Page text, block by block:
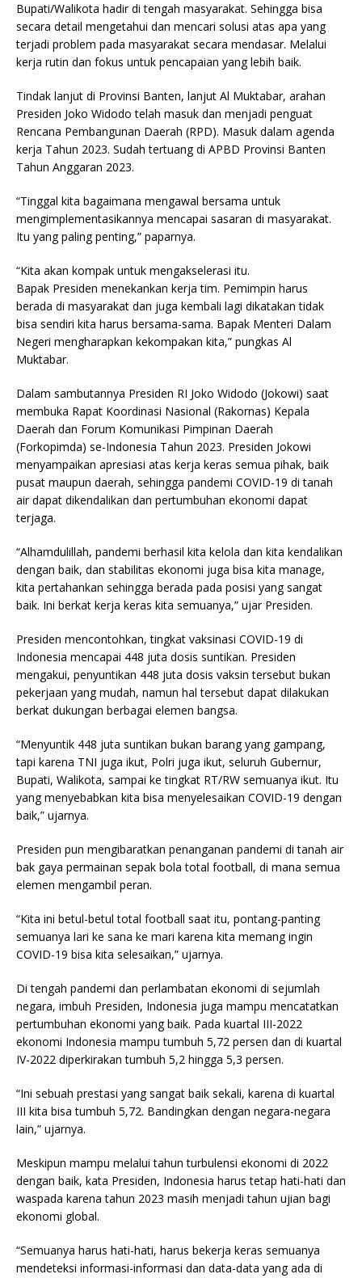
Bupati/Walikota hadir di tengah masyarakat. Sehingga bisa
secara detail mengetahui dan mencari solusi atas apa yang
terjadi problem pada masyarakat secara mendasar. Melalui
kerja rutin dan fokus untuk pencapaian yang lebih baik.
Tindak lanjut di Provinsi Banten, lanjut Al Muktabar, arahan
Presiden Joko Widodo telah masuk dan menjadi penguat
Rencana Pembangunan Daerah (RPD). Masuk dalam agenda
kerja Tahun 2023. Sudah tertuang di APBD Provinsi Banten
Tahun Anggaran 2023.
“Tinggal kita bagaimana mengawal bersama untuk
mengimplementasikannya mencapai sasaran di masyarakat.
Itu yang paling penting,” paparnya.
“Kita akan kompak untuk mengakselerasi itu.
Bapak Presiden menekankan kerja tim. Pemimpin harus
berada di masyarakat dan juga kembali lagi dikatakan tidak
bisa sendiri kita harus bersama-sama. Bapak Menteri Dalam
Negeri mengharapkan kekompakan kita,” pungkas Al
Muktabar.
Dalam sambutannya Presiden RI Joko Widodo (Jokowi) saat
membuka Rapat Koordinasi Nasional (Rakornas) Kepala
Daerah dan Forum Komunikasi Pimpinan Daerah
(Forkopimda) se-Indonesia Tahun 2023. Presiden Jokowi
menyampaikan apresiasi atas kerja keras semua pihak, baik
pusat maupun daerah, sehingga pandemi COVID-19 di tanah
air dapat dikendalikan dan pertumbuhan ekonomi dapat
terjaga.
“Alhamdulillah, pandemi berhasil kita kelola dan kita kendalikan
dengan baik, dan stabilitas ekonomi juga bisa kita manage,
kita pertahankan sehingga berada pada posisi yang sangat
baik. Ini berkat kerja keras kita semuanya,” ujar Presiden.
Presiden mencontohkan, tingkat vaksinasi COVID-19 di
Indonesia mencapai 448 juta dosis suntikan. Presiden
mengakui, penyuntikan 448 juta dosis vaksin tersebut bukan
pekerjaan yang mudah, namun hal tersebut dapat dilakukan
berkat dukungan berbagai elemen bangsa.
“Menyuntik 448 juta suntikan bukan barang yang gampang,
tapi karena TNI juga ikut, Polri juga ikut, seluruh Gubernur,
Bupati, Walikota, sampai ke tingkat RT/RW semuanya ikut. Itu
yang menyebabkan kita bisa menyelesaikan COVID-19 dengan
baik,” ujarnya.
Presiden pun mengibaratkan penanganan pandemi di tanah air
bak gaya permainan sepak bola total football, di mana semua
elemen mengambil peran.
“Kita ini betul-betul total football saat itu, pontang-panting
semuanya lari ke sana ke mari karena kita memang ingin
COVID-19 bisa kita selesaikan,” ujarnya.
Di tengah pandemi dan perlambatan ekonomi di sejumlah
negara, imbuh Presiden, Indonesia juga mampu mencatatkan
pertumbuhan ekonomi yang baik. Pada kuartal III-2022
ekonomi Indonesia mampu tumbuh 5,72 persen dan di kuartal
IV-2022 diperkirakan tumbuh 5,2 hingga 5,3 persen.
“Ini sebuah prestasi yang sangat baik sekali, karena di kuartal
III kita bisa tumbuh 5,72. Bandingkan dengan negara-negara
lain,” ujarnya.
Meskipun mampu melalui tahun turbulensi ekonomi di 2022
dengan baik, kata Presiden, Indonesia harus tetap hati-hati dan
waspada karena tahun 2023 masih menjadi tahun ujian bagi
ekonomi global.
“Semuanya harus hati-hati, harus bekerja keras semuanya
mendeteksi informasi-informasi dan data-data yang ada di